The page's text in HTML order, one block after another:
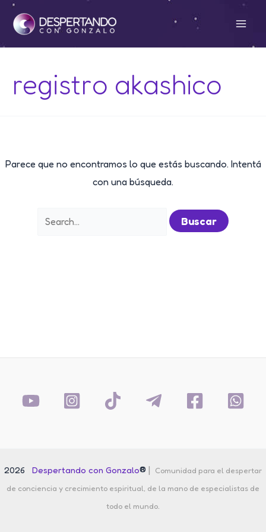
contenido
registro akashico
Parece que no encontramos lo que estás buscando. Intentá
con una búsqueda.
Buscar
2026 Despertando con Gonzalo® |
Comunidad para el despertar
de conciencia y crecimiento espiritual, de la mano de especialistas de
todo el mundo.